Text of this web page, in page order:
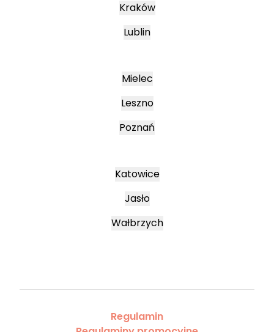
Kraków
Lublin
Mielec
Leszno
Poznań
Katowice
Jasło
Wałbrzych
Regulamin